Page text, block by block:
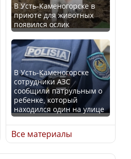
Трамп официально
вступил в должность
президента США
Луну признали объектом
культурного наследия,
находящегося под
угрозой исчезновения
В Усть-Каменогорске в
приюте для животных
появился ослик
В Усть-Каменогорске
сотрудники АЗС
сообщили патрульным о
ребенке, который
находился один на улице
Все материалы